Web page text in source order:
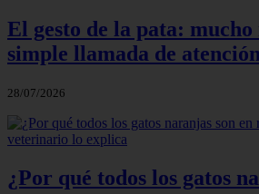
El gesto de la pata: mucho
simple llamada de atención
28/07/2026
¿Por qué todos los gatos